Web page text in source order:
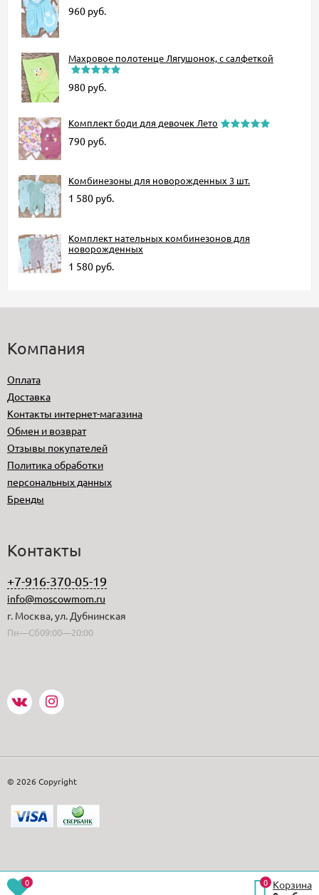
960 руб.
Махровое полотенце Лягушонок, с салфеткой
980 руб.
Комплект боди для девочек Лето
790 руб.
Комбинезоны для новорожденных 3 шт.
1 580 руб.
Комплект нательных комбинезонов для
новорожденных
1 580 руб.
Компания
Оплата
Доставка
Контакты интернет-магазина
Обмен и возврат
Отзывы покупателей
Политика обработки
персональных данных
Бренды
Контакты
+7-916-370-05-19
info@moscowmom.ru
г. Москва, ул. Дубнинская
Пн—Сб09:00—20:00
© 2026 Copyright
0 0 Корзина